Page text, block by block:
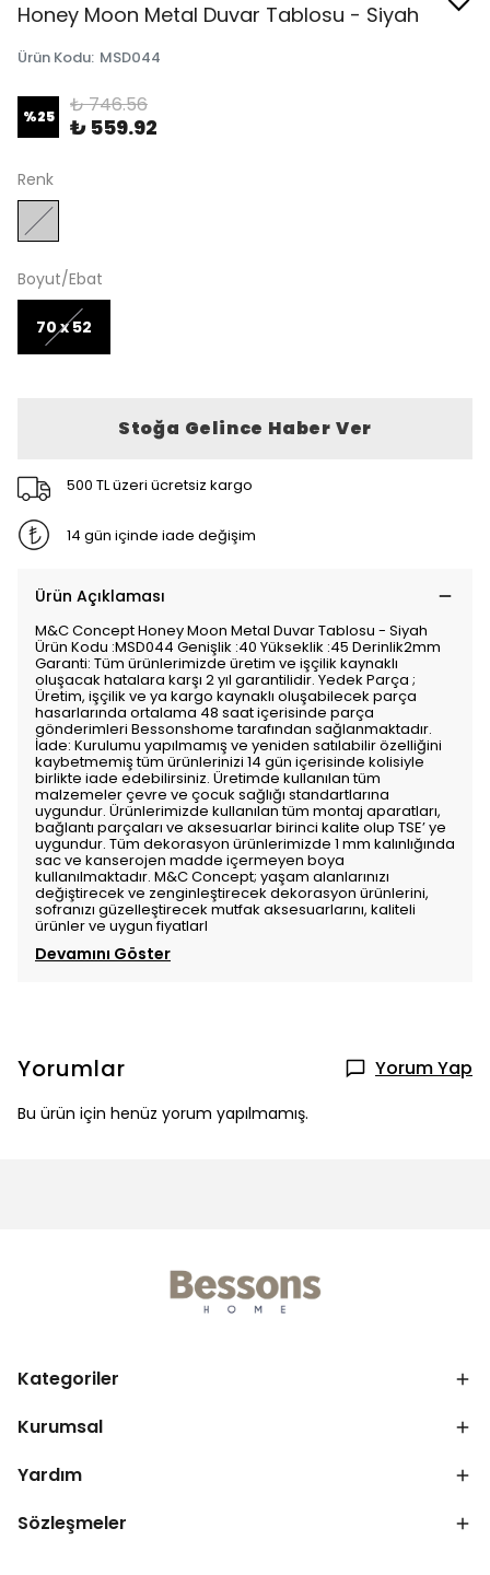
Honey Moon Metal Duvar Tablosu - Siyah
Ürün Kodu: MSD044
%25 ₺ 746.56
₺ 559.92
Renk
Boyut/Ebat
70 x 52
Stoğa Gelince Haber Ver
500 TL üzeri ücretsiz kargo
14 gün içinde iade değişim
Ürün Açıklaması
M&C Concept Honey Moon Metal Duvar Tablosu - Siyah
Ürün Kodu :MSD044 Genişlik :40 Yükseklik :45 Derinlik2mm
Garanti: Tüm ürünlerimizde üretim ve işçilik kaynaklı
oluşacak hatalara karşı 2 yıl garantilidir. Yedek Parça ;
Üretim, işçilik ve ya kargo kaynaklı oluşabilecek parça
hasarlarında ortalama 48 saat içerisinde parça
gönderimleri Bessonshome tarafından sağlanmaktadır.
İade: Kurulumu yapılmamış ve yeniden satılabilir özelliğini
kaybetmemiş tüm ürünlerinizi 14 gün içerisinde kolisiyle
birlikte iade edebilirsiniz. Üretimde kullanılan tüm
malzemeler çevre ve çocuk sağlığı standartlarına
uygundur. Ürünlerimizde kullanılan tüm montaj aparatları,
bağlantı parçaları ve aksesuarlar birinci kalite olup TSE’ ye
uygundur. Tüm dekorasyon ürünlerimizde 1 mm kalınlığında
sac ve kanserojen madde içermeyen boya
kullanılmaktadır. M&C Concept; yaşam alanlarınızı
değiştirecek ve zenginleştirecek dekorasyon ürünlerini,
sofranızı güzelleştirecek mutfak aksesuarlarını, kaliteli
ürünler ve uygun fiyatlarl
Devamını Göster
Yorumlar Yorum Yap
Bu ürün için henüz yorum yapılmamış.
Kategoriler
Kurumsal
Yardım
Sözleşmeler